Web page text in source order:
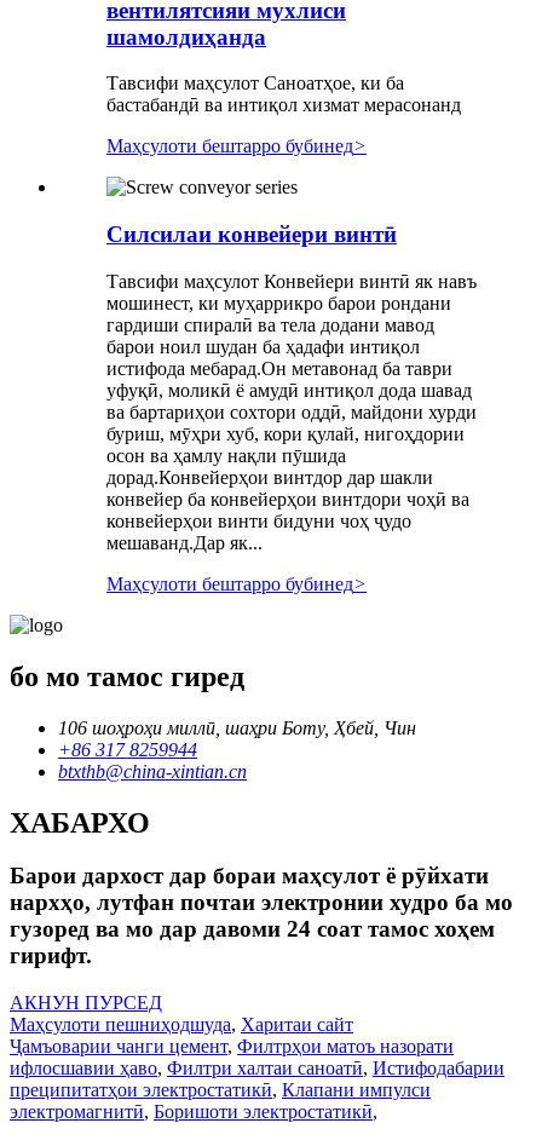
вентилятсияи мухлиси
шамолдиҳанда
Тавсифи маҳсулот Саноатҳое, ки ба
бастабандӣ ва интиқол хизмат мерасонанд
Маҳсулоти бештарро бубинед>
Силсилаи конвейери винтӣ
Тавсифи маҳсулот Конвейери винтӣ як навъ
мошинест, ки муҳаррикро барои рондани
гардиши спиралӣ ва тела додани мавод
барои ноил шудан ба ҳадафи интиқол
истифода мебарад.Он метавонад ба таври
уфуқӣ, моликӣ ё амудӣ интиқол дода шавад
ва бартариҳои сохтори оддӣ, майдони хурди
буриш, мӯҳри хуб, кори қулай, нигоҳдории
осон ва ҳамлу нақли пӯшида
дорад.Конвейерҳои винтдор дар шакли
конвейер ба конвейерҳои винтдори чоҳӣ ва
конвейерҳои винти бидуни чоҳ ҷудо
мешаванд.Дар як...
Маҳсулоти бештарро бубинед>
бо мо тамос гиред
106 шоҳроҳи миллӣ, шаҳри Боту, Ҳбей, Чин
+86 317 8259944
btxthb@china-xintian.cn
ХАБАРХО
Барои дархост дар бораи маҳсулот ё рӯйхати
нархҳо, лутфан почтаи электронии худро ба мо
гузоред ва мо дар давоми 24 соат тамос хоҳем
гирифт.
АКНУН ПУРСЕД
Маҳсулоти пешниҳодшуда, Харитаи сайт
Ҷамъоварии чанги цемент, Филтрҳои матоъ назорати
ифлосшавии ҳаво, Филтри халтаи саноатӣ, Истифодабарии
преципитатҳои электростатикӣ, Клапани импулси
электромагнитӣ, Боришоти электростатикӣ,